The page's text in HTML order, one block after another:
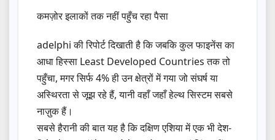
कमज़ोर इलाकों तक नहीं पहुँच रहा पैसा
adelphi की रिपोर्ट दिखाती है कि जबकि कुल फाइनेंस का
आधा हिस्सा Least Developed Countries तक तो
पहुँचा, मगर सिर्फ 4% ही उन क्षेत्रों में गया जो संघर्ष या
अस्थिरता से जूझ रहे हैं, यानी वहाँ जहाँ हेल्थ सिस्टम सबसे
नाज़ुक हैं।
सबसे हैरानी की बात यह है कि दक्षिण एशिया में एक भी देश-